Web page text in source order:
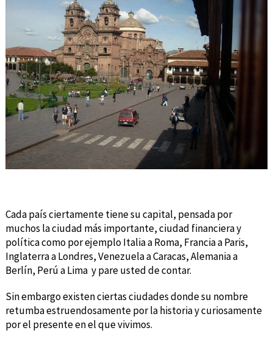
Cada país ciertamente tiene su capital, pensada por
muchos la ciudad más importante, ciudad financiera y
política como por ejemplo Italia a Roma, Francia a Paris,
Inglaterra a Londres, Venezuela a Caracas, Alemania a
Berlín, Perú a Lima y pare usted de contar.
Sin embargo existen ciertas ciudades donde su nombre
retumba estruendosamente por la historia y curiosamente
por el presente en el que vivimos.